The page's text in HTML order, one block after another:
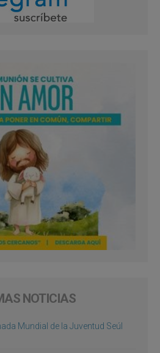
NOTICIAS
Mundial de la Juventud Seúl